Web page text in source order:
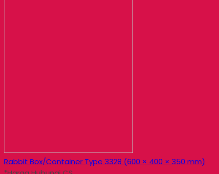
Rabbit Box/Container Type 3328 (600 × 400 × 350 mm)